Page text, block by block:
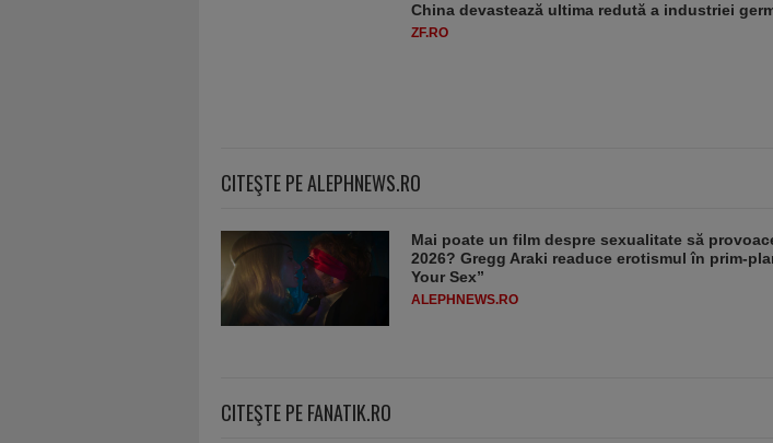
China devastează ultima redută a industriei
ZF.RO
CITEŞTE PE ALEPHNEWS.RO
Mai poate un film despre sexualitate să
2026? Gregg Araki readuce erotismul în prim-
Your Sex”
ALEPHNEWS.RO
CITEŞTE PE FANATIK.RO